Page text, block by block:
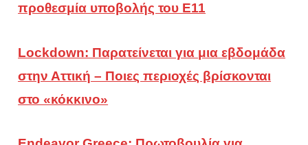
προθεσμία υποβολής του Ε11
Lockdown: Παρατείνεται για μια εβδομάδα
στην Αττική – Ποιες περιοχές βρίσκονται
στο «κόκκινο»